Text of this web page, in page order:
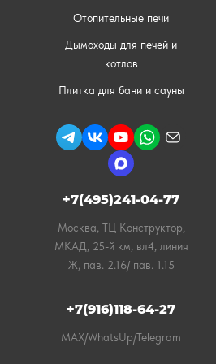
Отопительные печи
Дымоходы для печей и
котлов
Плитка для бани и сауны
+7(495)241-04-77
Москва, ТЦ Конструктор,
МКАД, 25-й км, вл4, линия
Ж, пав. 2.16/ пав. 1.15
+7(916)118-64-27
MAX/WhatsUp/Telegram